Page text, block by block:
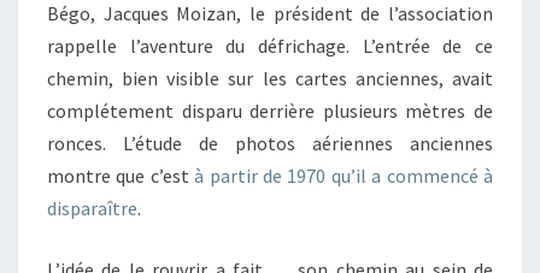
Bégo, Jacques Moizan, le président de l’association
rappelle l’aventure du défrichage. L’entrée de ce
chemin, bien visible sur les cartes anciennes, avait
complétement disparu derrière plusieurs mètres de
ronces. L’étude de photos aériennes anciennes
montre que c’està partir de 1970 qu’il a commencé à
disparaître.